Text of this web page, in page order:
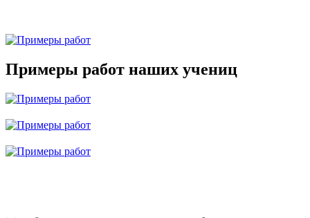
Примеры работ наших учениц